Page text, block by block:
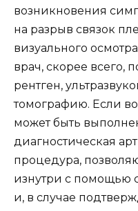
возникновения
на разрыв связок
визуального
врач, скорее всего,
рентген,
томографию. Если
может быть
диагностическая
процедура,
изнутри с помощью
и, в случае